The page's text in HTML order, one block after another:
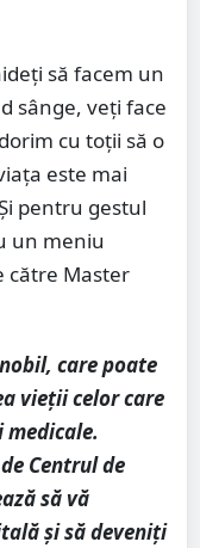
să facem un
sânge, veți face
cu toții să o
este mai
pentru gestul
un meniu
către Master
care poate
vieții celor care
Centrul de
să vă
și să deveniți